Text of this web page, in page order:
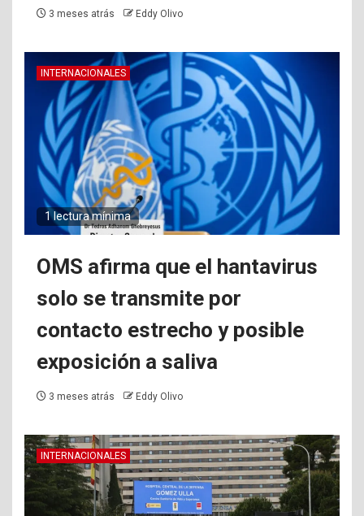
3 meses atrás Eddy Olivo
INTERNACIONALES
1 lectura mínima
OMS afirma que el hantavirus
solo se transmite por
contacto estrecho y posible
exposición a saliva
3 meses atrás Eddy Olivo
INTERNACIONALES